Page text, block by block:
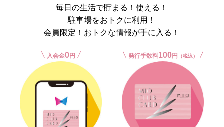
毎日の生活で貯まる！使える！
駐車場をおトクに利用！
会員限定！おトクな情報が手に入る！
入会金0円 発行手数料100円 （税込）